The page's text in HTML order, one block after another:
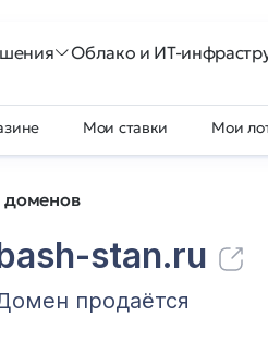
Облако и ИТ-
Мои ставки Мои
доменов
stan.ru
продаётся